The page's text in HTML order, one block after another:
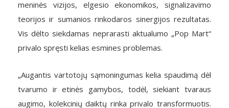
meninės vizijos, elgesio ekonomikos, signalizavimo
teorijos ir sumanios rinkodaros sinergijos rezultatas.
Vis dėlto siekdamas neprarasti aktualumo „Pop Mart“
privalo spręsti kelias esmines problemas.
„Augantis vartotojų sąmoningumas kelia spaudimą dėl
tvarumo ir etinės gamybos, todėl, siekiant tvaraus
augimo, kolekcinių daiktų rinka privalo transformuotis.